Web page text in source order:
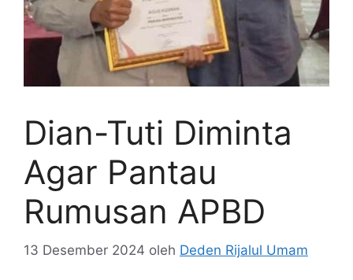
Dian-Tuti Diminta
Agar Pantau
Rumusan APBD
13 Desember 2024 oleh Deden Rijalul Umam